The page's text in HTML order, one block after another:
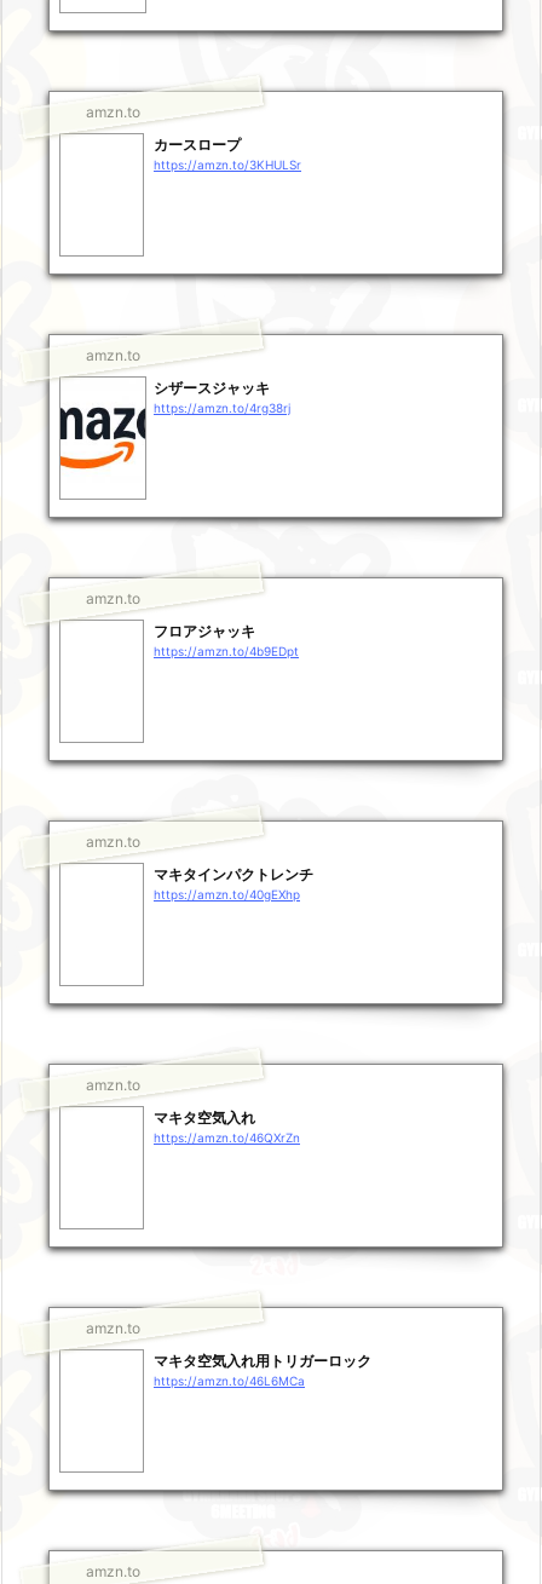
amzn.to
カースロープ
https://amzn.to/3KHULSr
amzn.to
シザースジャッキ
https://amzn.to/4rg38rj
amzn.to
フロアジャッキ
https://amzn.to/4b9EDpt
amzn.to
マキタインパクトレンチ
https://amzn.to/40gEXhp
amzn.to
マキタ空気入れ
https://amzn.to/46QXrZn
amzn.to
マキタ空気入れ用トリガーロック
https://amzn.to/46L6MCa
amzn.to